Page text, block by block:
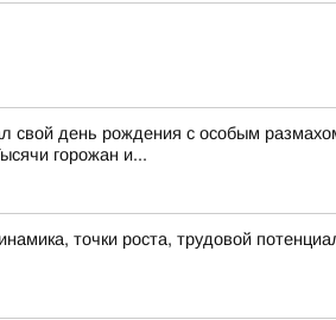
свой день рождения с особым
горожан и...
точки роста, трудовой